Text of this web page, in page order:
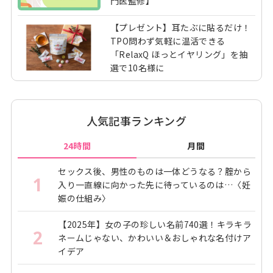
【プレゼント】耳たぶに貼るだけ！
TPO問わず気軽に温活できる
「RelaxQ ほっとイヤリング」を抽
選で10名様に
人気記事ランキング
24時間 月間
1
セックス後、男性のものは一体どうなる？腟から
入り一直線に向かった先に待っているのは…〈妊
娠の仕組み〉
2
【2025年】女の子の珍しい名前740選！キラキラ
ネームじゃない、かわいい＆おしゃれな名付けア
イデア